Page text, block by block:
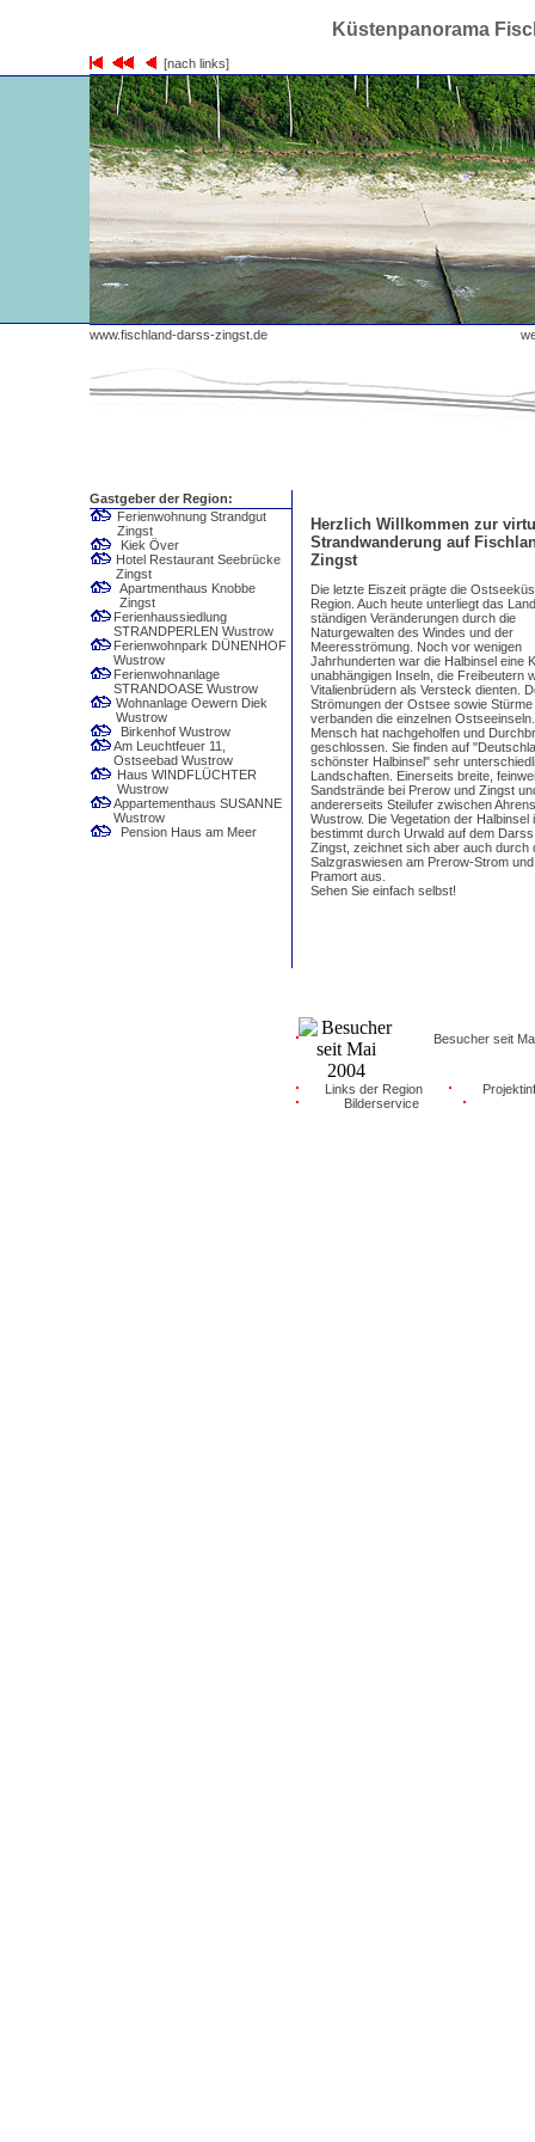
Küstenpanorama
[nach links]
www.fischland-darss-zingst.de
Gastgeber der Region:
Ferienwohnung Strandgut
Zingst
Kiek Över
Hotel Restaurant Seebrücke
Zingst
Apartmenthaus Knobbe
Zingst
Ferienhaussiedlung
STRANDPERLEN Wustrow
Ferienwohnpark DÜNENHOF
Wustrow
Ferienwohnanlage
STRANDOASE Wustrow
Wohnanlage Oewern Diek
Wustrow
Birkenhof Wustrow
Am Leuchtfeuer 11,
Ostseebad Wustrow
Haus WINDFLÜCHTER
Wustrow
Appartementhaus SUSANNE
Wustrow
Pension Haus am Meer
Herzlich Willkommen zur
Strandwanderung auf
Zingst
Die letzte Eiszeit prägte die
Region. Auch heute unterliegt das Land
ständigen Veränderungen durch die
Naturgewalten des Windes und der
Meeresströmung. Noch vor wenigen
Jahrhunderten war die Halbinsel eine
unabhängigen Inseln, die Freibeutern
Vitalienbrüdern als Versteck dienten.
Strömungen der Ostsee sowie Stürme
verbanden die einzelnen
Mensch hat nachgeholfen und
geschlossen. Sie finden auf
schönster Halbinsel" sehr
Landschaften. Einerseits breite,
Sandstrände bei Prerow und Zingst
andererseits Steilufer zwischen
Wustrow. Die Vegetation der Halbinsel
bestimmt durch Urwald auf dem
Zingst, zeichnet sich aber auch durch
Salzgraswiesen am Prerow-Strom
Pramort aus.
Sehen Sie einfach selbst!
Besucher seit
Links der Region
Bilderservice